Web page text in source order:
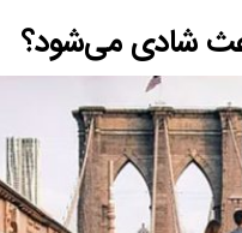
شادی می‌شود؟